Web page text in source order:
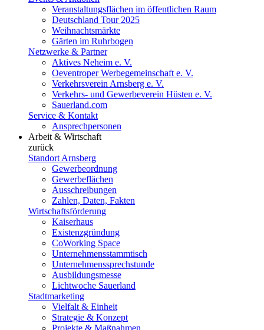
Veranstaltungsflächen im öffentlichen Raum
Deutschland Tour 2025
Weihnachtsmärkte
Gärten im Ruhrbogen
Netzwerke & Partner
Aktives Neheim e. V.
Oeventroper Werbegemeinschaft e. V.
Verkehrsverein Arnsberg e. V.
Verkehrs- und Gewerbeverein Hüsten e. V.
Sauerland.com
Service & Kontakt
Ansprechpersonen
Arbeit & Wirtschaft
zurück
Standort Arnsberg
Gewerbeordnung
Gewerbeflächen
Ausschreibungen
Zahlen, Daten, Fakten
Wirtschaftsförderung
Kaiserhaus
Existenzgründung
CoWorking Space
Unternehmensstammtisch
Unternehmenssprechstunde
Ausbildungsmesse
Lichtwoche Sauerland
Stadtmarketing
Vielfalt & Einheit
Strategie & Konzept
Projekte & Maßnahmen